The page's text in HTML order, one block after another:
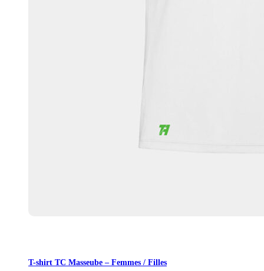
T-shirt TC Masseube – Femmes / Filles